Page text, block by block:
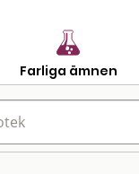
Farliga ämnen